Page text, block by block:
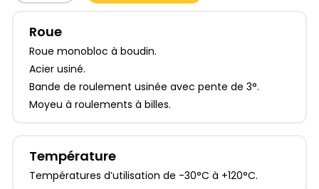
Roue
Roue monobloc à boudin.
Acier usiné.
Bande de roulement usinée avec pente de 3°.
Moyeu à roulements à billes.
Température
Températures d’utilisation de -30°C à +120°C.